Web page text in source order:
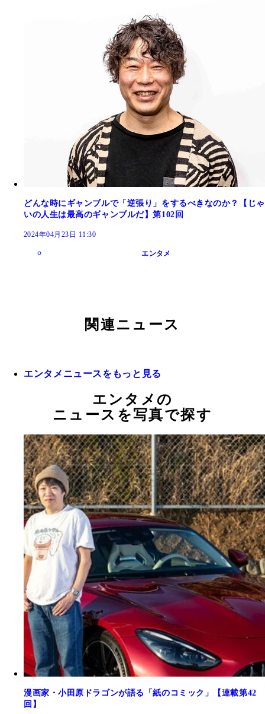
どんな時にギャンブルで「逆張り」をするべきなのか？【じゃ
いの人生は最高のギャンブルだ】第102回
2024年04月23日 11:30
エンタメ
関連ニュース
エンタメニュースをもっと見る
エンタメの
ニュースを写真で探す
漫画家・小田原ドラゴンが語る「紙のコミック」【連載第42
回】